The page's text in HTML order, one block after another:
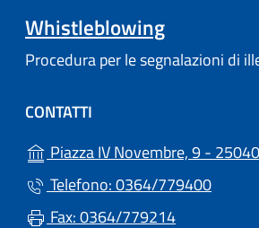
Whistleblowing
Procedura per le segnalazioni di
CONTATTI
Piazza IV Novembre, 9 -
Telefono: 0364/779400
Fax: 0364/779214